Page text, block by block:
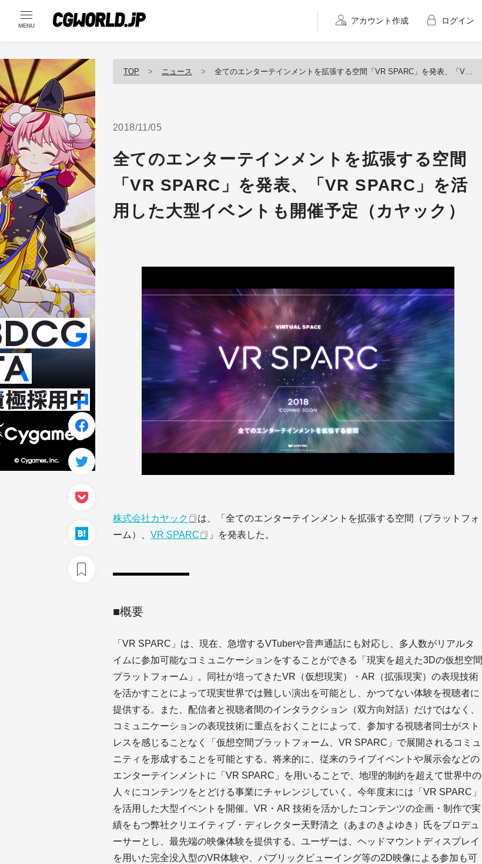
MENU
アカウント作成 ログイン
TOP ニュース 全てのエンターテインメントを拡張する空間「VR SPARC」を発表、「VR SPARC」を活用した大型イベントも開催予定（カヤック）
2018/11/05
全てのエンターテインメントを拡張する空間
「VR SPARC」を発表、「VR SPARC」を活
用した大型イベントも開催予定（カヤック）
株式会社カヤック
は、「全てのエンターテインメントを拡張する空間（プラットフォ
ーム）、 VR SPARC 」を発表した。
■概要
「VR SPARC」は、現在、急増するVTuberや音声通話にも対応し、多人数がリアルタ
イムに参加可能なコミュニケーションをすることができる「現実を超えた3Dの仮想空間
プラットフォーム」。同社が培ってきたVR（仮想現実）・AR（拡張現実）の表現技術
を活かすことによって現実世界では難しい演出を可能とし、かつてない体験を視聴者に
提供する。また、配信者と視聴者間のインタラクション（双方向対話）だけではなく、
コミュニケーションの表現技術に重点をおくことによって、参加する視聴者同士がスト
レスを感じることなく「仮想空間プラットフォーム、VR SPARC」で展開されるコミュ
ニティを形成することを可能とする。将来的に、従来のライブイベントや展示会などの
エンターテインメントに「VR SPARC」を用いることで、地理的制約を超えて世界中の
人々にコンテンツをとどける事業にチャレンジしていく。今年度末には「VR SPARC」
を活用した大型イベントを開催。VR・AR 技術を活かしたコンテンツの企画・制作で実
績をもつ弊社クリエイティブ・ディレクター天野清之（あまのきよゆき）氏をプロデュ
ーサーとし、最先端の映像体験を提供する。ユーザーは、ヘッドマウントディスプレイ
を用いた完全没入型のVR体験や、パブリックビューイング等の2D映像による参加も可